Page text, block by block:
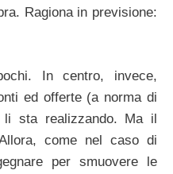
Ragiona in previsione:
In centro, invece,
ed offerte (a norma di
li sta realizzando. Ma il
come nel caso di
per smuovere le